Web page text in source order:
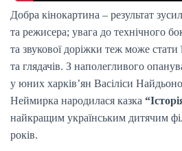
Добра кінокартина – результат
та режисера; увага до технічного
та звукової доріжки теж може стати
та глядачів. З наполегливого
у юних харків’ян Васіліси
Неймирка народилася казка
найкращим українським дитячим
років.